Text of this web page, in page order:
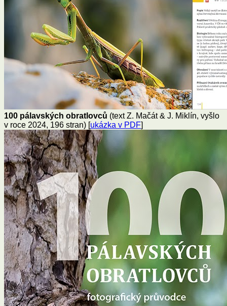
100 pálavských obratlovců (text Z. Mačát & J. Miklín, vyšlo
v roce 2024, 196 stran) [ukázka v PDF]